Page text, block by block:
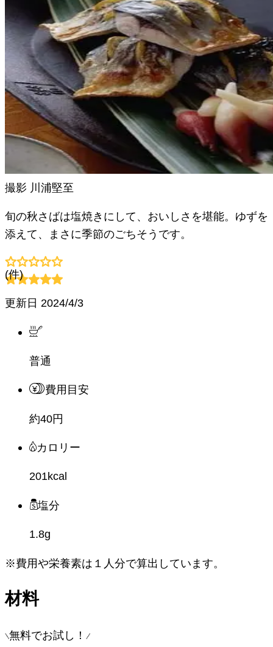
撮影 川浦堅至
旬の秋さばは塩焼きにして、おいしさを堪能。ゆずを
添えて、まさに季節のごちそうです。
(件)
更新日 2024/4/3
普通
費用目安
約40円
カロリー
201kcal
塩分
1.8g
※費用や栄養素は １人分で算出しています。
材料
無料でお試し！